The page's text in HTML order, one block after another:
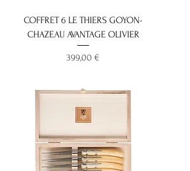
COFFRET 6 LE THIERS GOYON-
CHAZEAU AVANTAGE OLIVIER
Prix
399,00 €